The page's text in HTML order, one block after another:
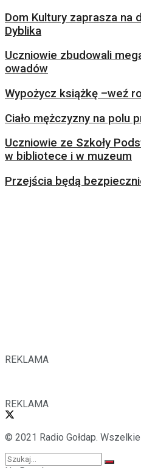
Dom Kultury zaprasza na
Dyblika
Uczniowie zbudowali
owadów
Wypożycz książkę –weź
Ciało mężczyzny na polu
Uczniowie ze Szkoły
w bibliotece i w muzeum
Przejścia będą
REKLAMA
REKLAMA
© 2021 Radio Gołdap.